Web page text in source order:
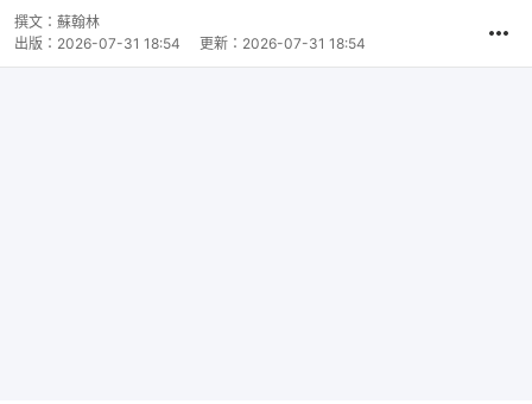
撰文： 蘇翰林
出版： 2026-07-31 18:54 更新： 2026-07-31 18:54